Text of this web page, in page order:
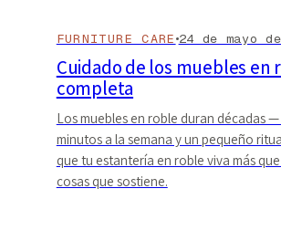
FURNITURE CARE 24 de mayo
Cuidado de los muebles en
completa
Los muebles en roble duran décadas
minutos a la semana y un pequeño
que tu estantería en roble viva más
cosas que sostiene.